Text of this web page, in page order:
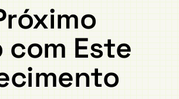
com Este